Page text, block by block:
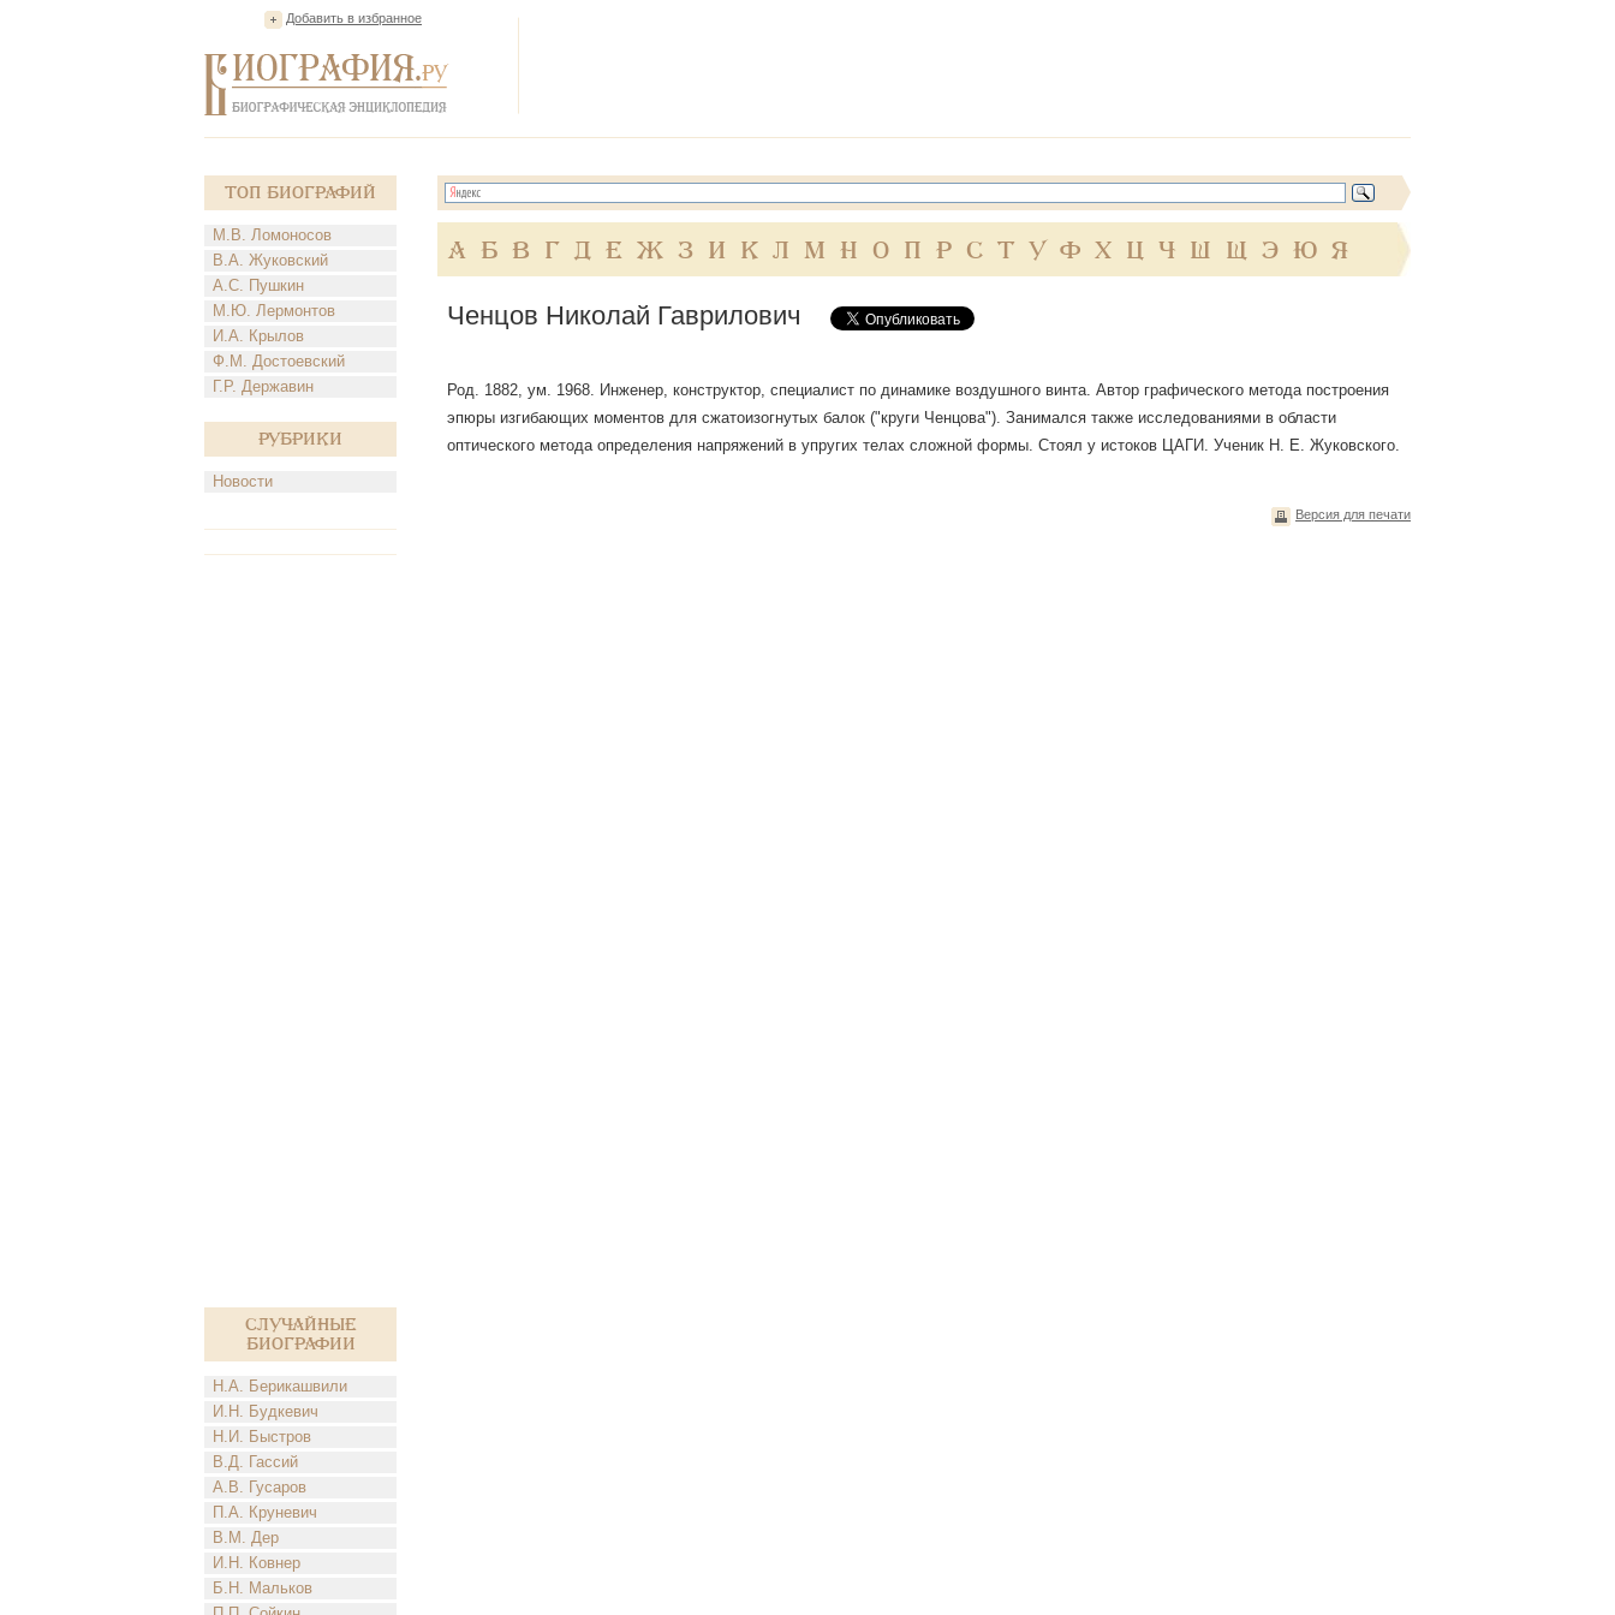
Добавить в избранное
Топ Биографий
М.В. Ломоносов
В.А. Жуковский
А.С. Пушкин
М.Ю. Лермонтов
И.А. Крылов
Ф.М. Достоевский
Г.Р. Державин
Рубрики
Новости
Случайные
биографии
Н.А. Берикашвили
И.Н. Будкевич
Н.И. Быстров
В.Д. Гассий
А.В. Гусаров
П.А. Круневич
В.М. Дер
И.Н. Ковнер
Б.Н. Мальков
А Б В Г Д Е Ж З И К Л М Н О П Р С Т У Ф Х Ц Ч Ш Щ Э Ю Я
Ченцов Николай Гаврилович
Род. 1882, ум. 1968. Инженер, конструктор, специалист по динамике воздушного винта. Автор графического метода построения
эпюры изгибающих моментов для сжатоизогнутых балок ("круги Ченцова"). Занимался также исследованиями в области
оптического метода определения напряжений в упругих телах сложной формы. Стоял у истоков ЦАГИ. Ученик Н. Е. Жуковского.
Версия для печати